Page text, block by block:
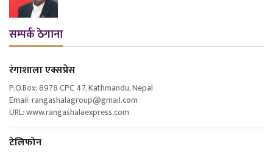
सम्पर्क ठेगाना
रंगाशाला एक्सप्रेस
P.O.Box: 8978 CPC 47, Kathmandu, Nepal
Email: rangashalagroup@gmail.com
URL: www.rangashalaexpress.com
टेलिफोन